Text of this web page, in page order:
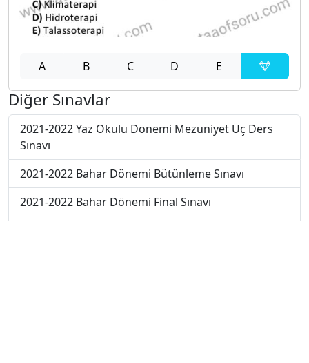
A B C D E
Diğer Sınavlar
2021-2022 Yaz Okulu Dönemi Mezuniyet Üç Ders
Sınavı
2021-2022 Bahar Dönemi Bütünleme Sınavı
2021-2022 Bahar Dönemi Final Sınavı